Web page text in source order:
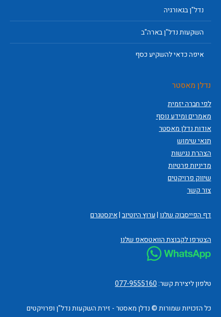
נדל"ן בגאורגיה
השקעות נדל"ן בארה"ב
איפה כדאי להשקיע כסף
נדלן מאסטר
לפי חברה יזמית
מאמרים ומידע נוסף
אודות נדלן מאסטר
תנאי שימוש
הצהרת נגישות
מדיניות פרטיות
שיווק פרויקטים
צור קשר
דף הפייסבוק שלנו|ערוץ היוטיוב|אינסטגרם
הצטרפו לקבוצת הוואטסאפ שלנו
טלפון ליצירת קשר:077-9555160
כל הזכויות שמורות © נדלן מאסטר - זירת השקעות נדל"ן ופרויקטים